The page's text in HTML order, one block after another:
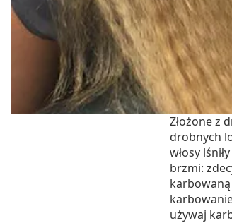
Złożone z
drobnych
włosy
brzmi:
karbowaną
używaj